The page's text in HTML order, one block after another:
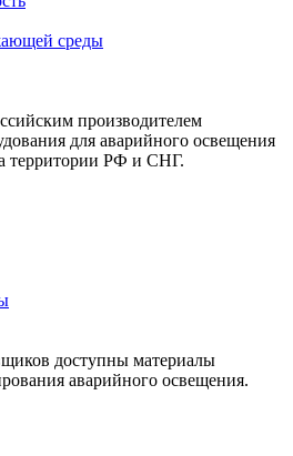
среды
производителем
для аварийного освещения
территории РФ и СНГ.
доступны материалы
аварийного освещения.